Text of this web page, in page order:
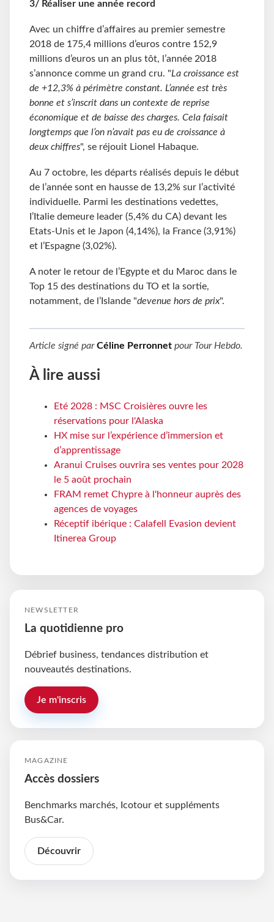
3/ Réaliser une année record
Avec un chiffre d’affaires au premier semestre
2018 de 175,4 millions d’euros contre 152,9
millions d’euros un an plus tôt, l’année 2018
s’annonce comme un grand cru. "La croissance est
de +12,3% à périmètre constant. L’année est très
bonne et s’inscrit dans un contexte de reprise
économique et de baisse des charges. Cela faisait
longtemps que l’on n’avait pas eu de croissance à
deux chiffres", se réjouit Lionel Habaque.
Au 7 octobre, les départs réalisés depuis le début
de l’année sont en hausse de 13,2% sur l’activité
individuelle. Parmi les destinations vedettes,
I’Italie demeure leader (5,4% du CA) devant les
Etats-Unis et le Japon (4,14%), la France (3,91%)
et l’Espagne (3,02%).
A noter le retour de l’Egypte et du Maroc dans le
Top 15 des destinations du TO et la sortie,
notamment, de l’Islande "devenue hors de prix".
Article signé parCéline Perronnet pour Tour Hebdo.
À lire aussi
Eté 2028 : MSC Croisières ouvre les
réservations pour l'Alaska
HX mise sur l’expérience d’immersion et
d’apprentissage
Aranui Cruises ouvrira ses ventes pour 2028
le 5 août prochain
FRAM remet Chypre à l'honneur auprès des
agences de voyages
Réceptif ibérique : Calafell Evasion devient
Itinerea Group
NEWSLETTER
La quotidienne pro
Débrief business, tendances distribution et
nouveautés destinations.
Je m'inscris
MAGAZINE
Accès dossiers
Benchmarks marchés, Icotour et suppléments
Bus&Car.
Découvrir